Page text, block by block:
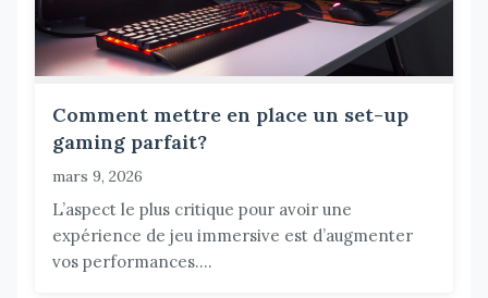
Comment mettre en place un set-up
gaming parfait?
mars 9, 2026
L’aspect le plus critique pour avoir une
expérience de jeu immersive est d’augmenter
vos performances....